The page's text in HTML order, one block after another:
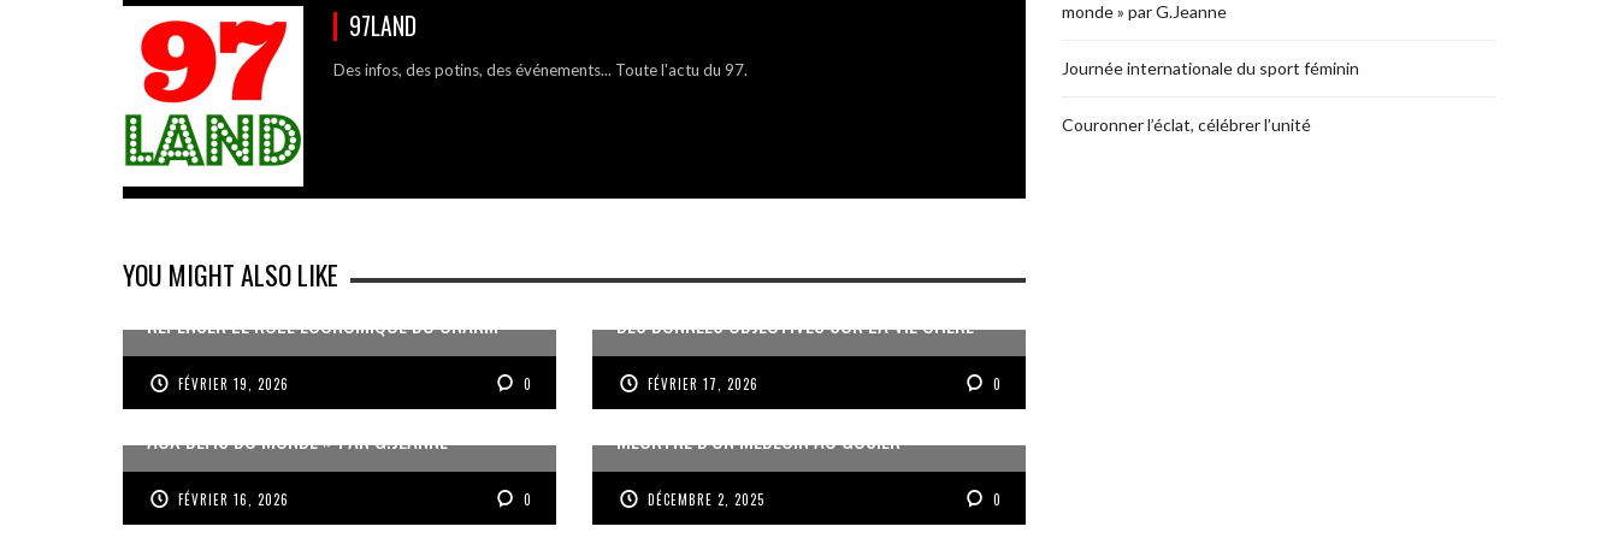
97LAND
Des infos, des potins, des événements... Toute l'actu du 97.
YOU MIGHT ALSO LIKE
REPENSER LE RÔLE ÉCONOMIQUE DU CNARM
FÉVRIER 19, 2026 0
DES DONNÉES OBJECTIVES SUR LA VIE CHÈRE
FÉVRIER 17, 2026 0
« UN GOSIER FIER, FORT ET RESPONSABLE FACE
AUX DÉFIS DU MONDE » PAR G.JEANNE
FÉVRIER 16, 2026 0
MEURTRE D’UN MÉDECIN AU GOSIER
DÉCEMBRE 2, 2025 0
monde » par G.Jeanne
Journée internationale du sport féminin
Couronner l’éclat, célébrer l’unité